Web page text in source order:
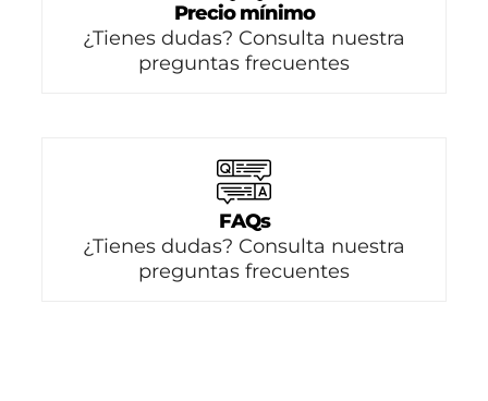
Precio mínimo
¿Tienes dudas? Consulta nuestra
preguntas frecuentes
FAQs
¿Tienes dudas? Consulta nuestra
preguntas frecuentes